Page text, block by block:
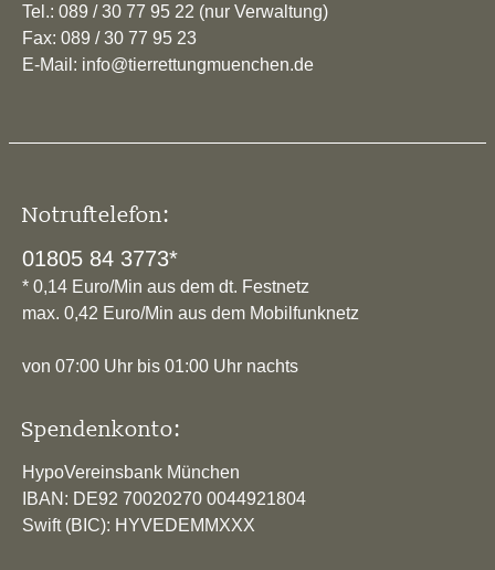
Tel.: 089 / 30 77 95 22 (nur Verwaltung)
Fax: 089 / 30 77 95 23
E-Mail: info@tierrettungmuenchen.de
Notruftelefon:
01805 84 3773*
* 0,14 Euro/Min aus dem dt. Festnetz
max. 0,42 Euro/Min aus dem Mobilfunknetz
von 07:00 Uhr bis 01:00 Uhr nachts
Spendenkonto:
HypoVereinsbank München
IBAN: DE92 70020270 0044921804
Swift (BIC): HYVEDEMMXXX